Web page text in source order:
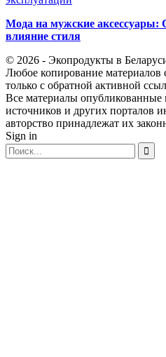
Мода на мужские аксессуары:
влияние стиля
© 2026 - Экопродукты в
Любое копирование материалов
только с обратной активной
Все материалы опубликованные
источников и других порталов
авторство принадлежат их
Sign in